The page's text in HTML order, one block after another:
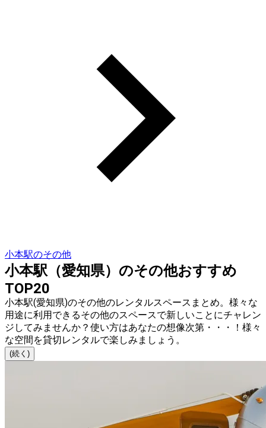
小本駅のその他
小本駅（愛知県）のその他おすすめ
TOP20
小本駅(愛知県)のその他のレンタルスペースまとめ。様々な
用途に利用できるその他のスペースで新しいことにチャレン
ジしてみませんか？使い方はあなたの想像次第・・・！様々
な空間を貸切レンタルで楽しみましょう。
(続く)